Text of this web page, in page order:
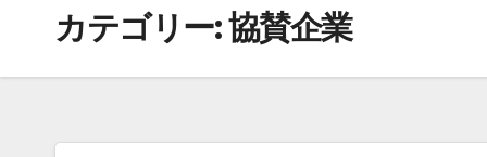
カテゴリー:協賛企業